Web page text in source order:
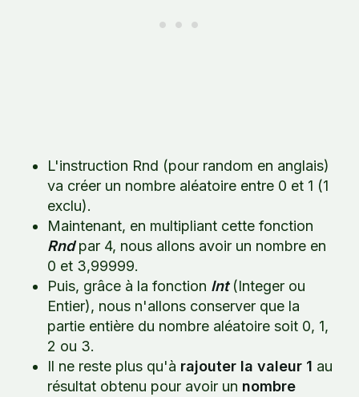
L'instruction Rnd (pour random en anglais)
va créer un nombre aléatoire entre 0 et 1 (1
exclu).
Maintenant, en multipliant cette fonction
Rndpar 4, nous allons avoir un nombre en
0 et 3,99999.
Puis, grâce à la fonction Int (Integer ou
Entier), nous n'allons conserver que la
partie entière du nombre aléatoire soit 0, 1,
2 ou 3.
Il ne reste plus qu'à rajouter la valeur 1 au
résultat obtenu pour avoir un nombre